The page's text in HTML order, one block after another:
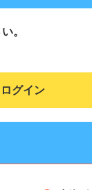
。
ログイン